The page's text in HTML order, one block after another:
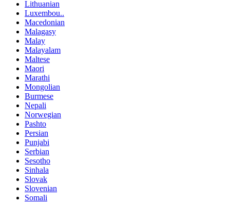
Lithuanian
Luxembou..
Macedonian
Malagasy
Malay
Malayalam
Maltese
Maori
Marathi
Mongolian
Burmese
Nepali
Norwegian
Pashto
Persian
Punjabi
Serbian
Sesotho
Sinhala
Slovak
Slovenian
Somali